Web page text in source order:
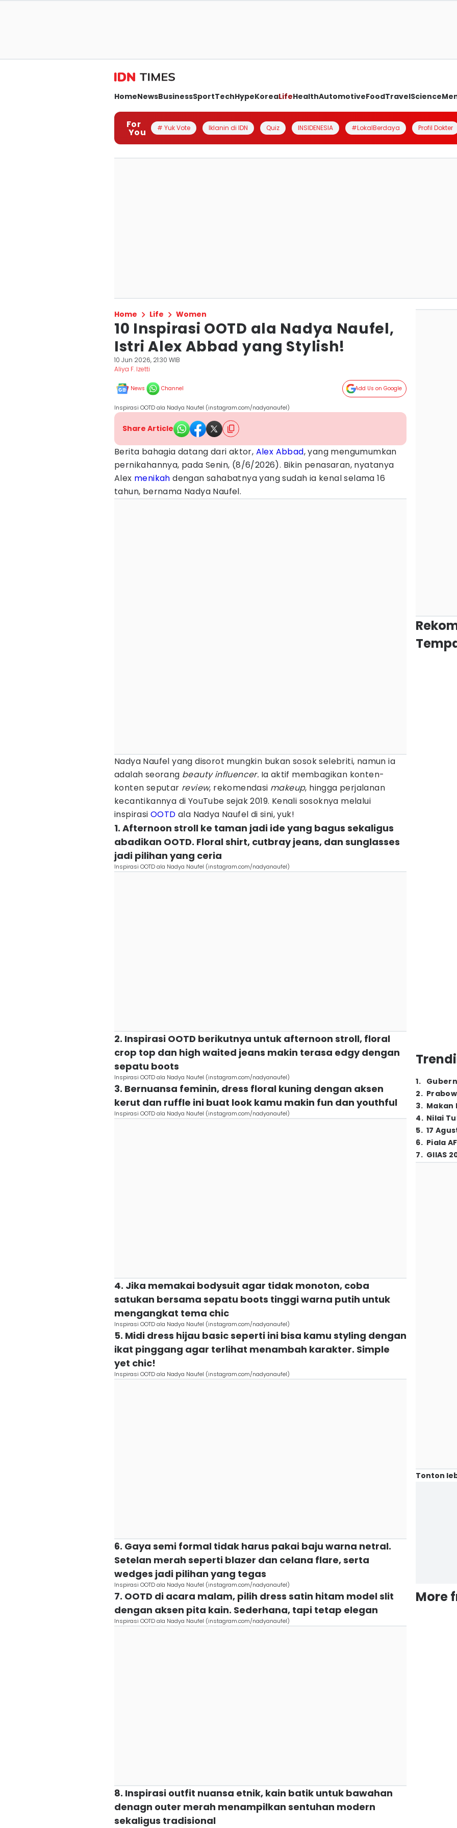
HomeNewsBusinessSportTechHypeKoreaLifeHealthAutomotiveFoodTravelScience
For
You # Yuk Vote Iklanin di IDN Quiz INSIDENESIA #LokalBerdaya Profil Dokter
Home Life Women
10 Inspirasi OOTD ala Nadya Naufel,
Istri Alex Abbad yang Stylish!
10 Jun 2026, 21:30 WIB
Aliya F. Izetti
News Channel Add Us on Google
Inspirasi OOTD ala Nadya Naufel (instagram.com/nadyanaufel)
Share Article
Berita bahagia datang dari aktor, Alex Abbad, yang mengumumkan
pernikahannya, pada Senin, (8/6/2026). Bikin penasaran, nyatanya
Alex menikahdengan sahabatnya yang sudah ia kenal selama 16
tahun, bernama Nadya Naufel.
Nadya Naufel yang disorot mungkin bukan sosok selebriti, namun ia
adalah seorang beauty influencer. Ia aktif membagikan konten-
konten seputar review, rekomendasi makeup, hingga perjalanan
kecantikannya di YouTube sejak 2019. Kenali sosoknya melalui
inspirasiOOTDala Nadya Naufel di sini, yuk!
1. Afternoon stroll ke taman jadi ide yang bagus sekaligus
abadikan OOTD. Floral shirt, cutbray jeans, dan sunglasses
jadi pilihan yang ceria
Inspirasi OOTD ala Nadya Naufel (instagram.com/nadyanaufel)
2. Inspirasi OOTD berikutnya untuk afternoon stroll, floral
crop top dan high waited jeans makin terasa edgy dengan
sepatu boots
Inspirasi OOTD ala Nadya Naufel (instagram.com/nadyanaufel)
3. Bernuansa feminin, dress floral kuning dengan aksen
kerut dan ruffle ini buat look kamu makin fun dan youthful
Inspirasi OOTD ala Nadya Naufel (instagram.com/nadyanaufel)
4. Jika memakai bodysuit agar tidak monoton, coba
satukan bersama sepatu boots tinggi warna putih untuk
mengangkat tema chic
Inspirasi OOTD ala Nadya Naufel (instagram.com/nadyanaufel)
5. Midi dress hijau basic seperti ini bisa kamu styling dengan
ikat pinggang agar terlihat menambah karakter. Simple
yet chic!
Inspirasi OOTD ala Nadya Naufel (instagram.com/nadyanaufel)
6. Gaya semi formal tidak harus pakai baju warna netral.
Setelan merah seperti blazer dan celana flare, serta
wedges jadi pilihan yang tegas
Inspirasi OOTD ala Nadya Naufel (instagram.com/nadyanaufel)
7. OOTD di acara malam, pilih dress satin hitam model slit
dengan aksen pita kain. Sederhana, tapi tetap elegan
Inspirasi OOTD ala Nadya Naufel (instagram.com/nadyanaufel)
8. Inspirasi outfit nuansa etnik, kain batik untuk bawahan
denagn outer merah menampilkan sentuhan modern
sekaligus tradisional
1.
2.
3. Makan
4. Nilai
5. 17
6. Piala
7. GIIAS
Tonton
More